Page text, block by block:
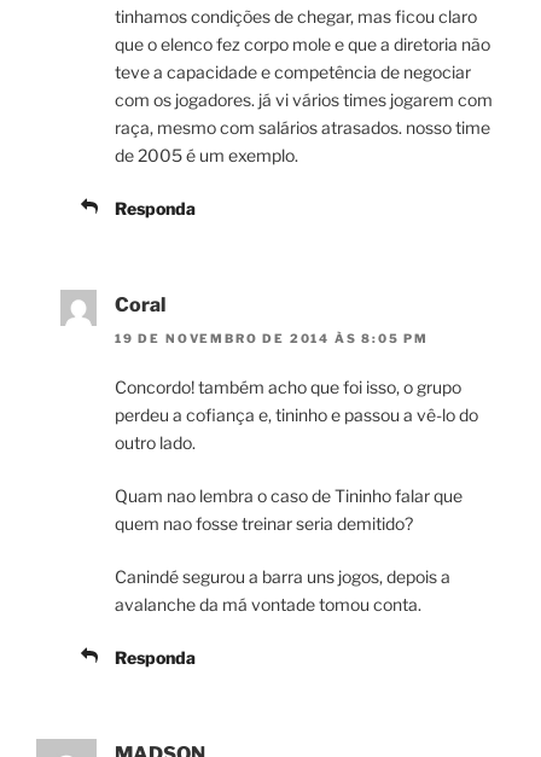
tinhamos condições de chegar, mas ficou claro
que o elenco fez corpo mole e que a diretoria não
teve a capacidade e competência de negociar
com os jogadores. já vi vários times jogarem com
raça, mesmo com salários atrasados. nosso time
de 2005 é um exemplo.
Responda
Coral
19 DE NOVEMBRO DE 2014 ÀS 8:05 PM
Concordo! também acho que foi isso, o grupo
perdeu a cofiança e, tininho e passou a vê-lo do
outro lado.
Quam nao lembra o caso de Tininho falar que
quem nao fosse treinar seria demitido?
Canindé segurou a barra uns jogos, depois a
avalanche da má vontade tomou conta.
Responda